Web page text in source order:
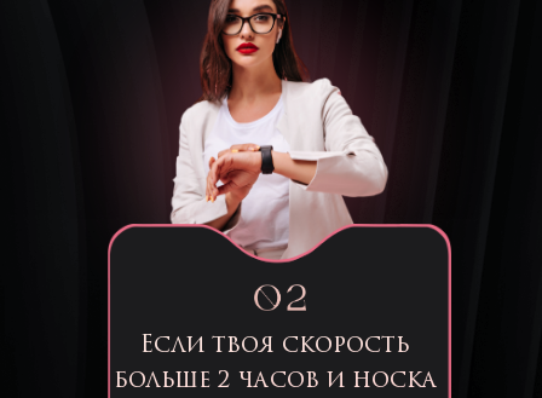
Если твоя скорость
больше 2 часов и носка